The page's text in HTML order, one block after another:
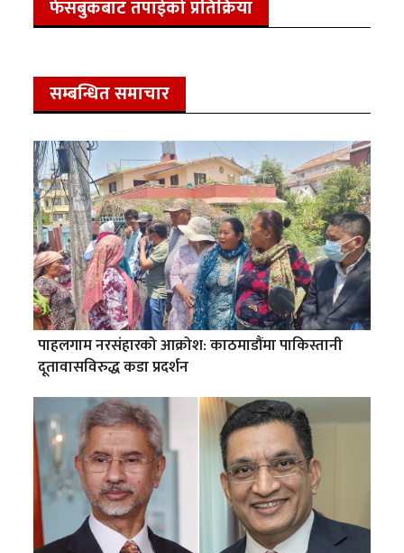
फेसबुकबाट तपाईको प्रतिक्रिया
सम्बन्धित समाचार
पाहलगाम नरसंहारको आक्रोश: काठमाडौंमा पाकिस्तानी
दूतावासविरुद्ध कडा प्रदर्शन